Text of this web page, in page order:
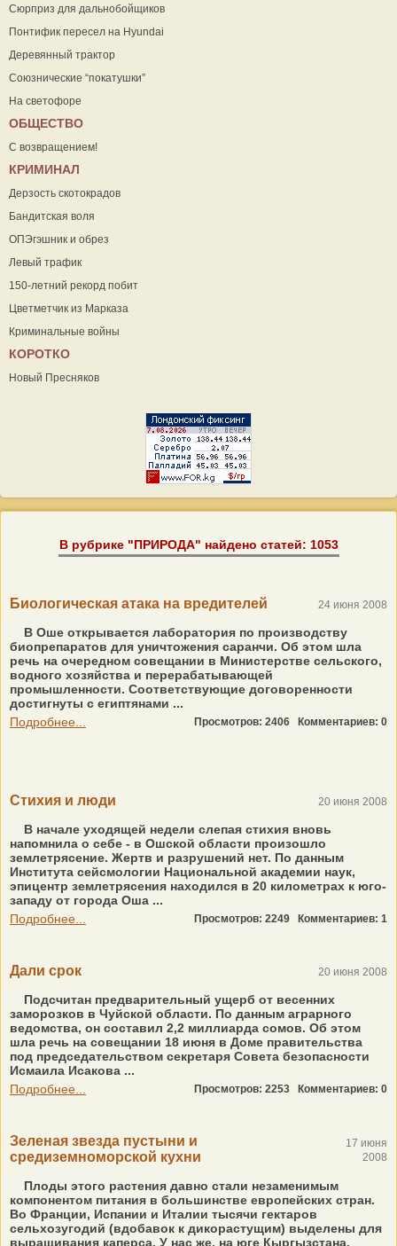
Сюрприз для дальнобойщиков
Понтифик пересел на Hyundai
Деревянный трактор
Союзнические “покатушки”
На светофоре
ОБЩЕСТВО
С возвращением!
КРИМИНАЛ
Дерзость скотокрадов
Бандитская воля
ОПЭгэшник и обрез
Левый трафик
150-летний рекорд побит
Цветметчик из Марказа
Криминальные войны
КОРОТКО
Новый Пресняков
В рубрике "ПРИРОДА" найдено статей: 1053
Биологическая атака на вредителей 24 июня 2008
В Оше открывается лаборатория по производству
биопрепаратов для уничтожения саранчи. Об этом шла
речь на очередном совещании в Министерстве сельского,
водного хозяйства и перерабатывающей
промышленности. Соответствующие договоренности
достигнуты с египтянами ...
Подробнее...
Просмотров: 2406 Комментариев: 0
Стихия и люди 20 июня 2008
В начале уходящей недели слепая стихия вновь
напомнила о себе - в Ошской области произошло
землетрясение. Жертв и разрушений нет. По данным
Института сейсмологии Национальной академии наук,
эпицентр землетрясения находился в 20 километрах к юго-
западу от города Оша ...
Подробнее...
Просмотров: 2249 Комментариев: 1
Дали срок 20 июня 2008
Подсчитан предварительный ущерб от весенних
заморозков в Чуйской области. По данным аграрного
ведомства, он составил 2,2 миллиарда сомов. Об этом
шла речь на совещании 18 июня в Доме правительства
под председательством секретаря Совета безопасности
Исмаила Исакова ...
Подробнее...
Просмотров: 2253 Комментариев: 0
Зеленая звезда пустыни и
средиземноморской кухни
17 июня
2008
Плоды этого растения давно стали незаменимым
компонентом питания в большинстве европейских стран.
Во Франции, Испании и Италии тысячи гектаров
сельхозугодий (вдобавок к дикорастущим) выделены для
выращивания каперса. У нас же, на юге Кыргызстана,